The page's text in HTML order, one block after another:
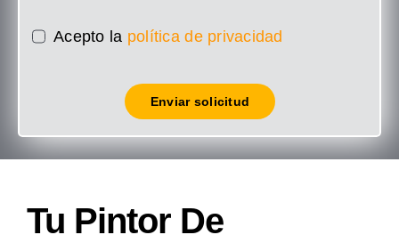
Acepto la política de privacidad
Enviar solicitud
Tu Pintor De